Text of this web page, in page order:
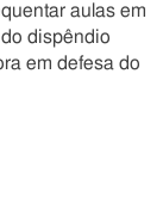
aulas em
dispêndio
em defesa do